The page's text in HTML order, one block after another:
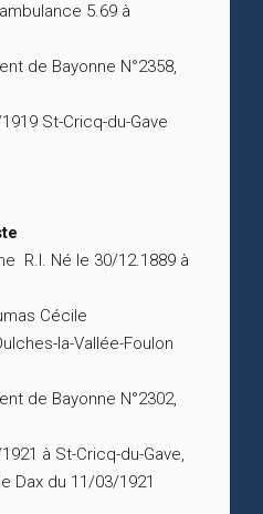
5.69 à
de Bayonne N°2358,
St-Cricq-du-Gave
R.I. Né le 30/12.1889 à
Cécile
la-Vallée-Foulon
de Bayonne N°2302,
à St-Cricq-du-Gave,
Dax du 11/03/1921